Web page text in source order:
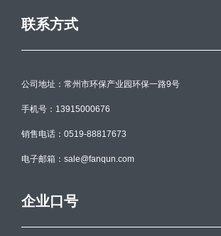
联系方式
公司地址：常州市环保产业园环保一路9号
手机号：13915000676
销售电话：0519-88817673
电子邮箱：sale@fanqun.com
企业口号